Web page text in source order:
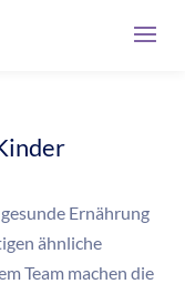
Ernährung
ähnliche
Team machen die